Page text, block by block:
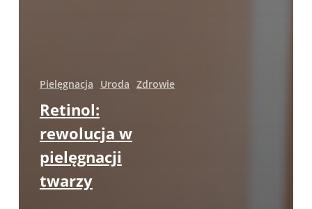
Pielęgnacja Uroda Zdrowie
Retinol:
rewolucja w
pielęgnacji
twarzy